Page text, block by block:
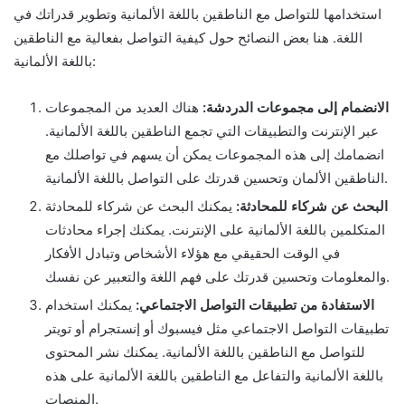
استخدامها للتواصل مع الناطقين باللغة الألمانية وتطوير قدراتك في
اللغة. هنا بعض النصائح حول كيفية التواصل بفعالية مع الناطقين
باللغة الألمانية:
الانضمام إلى مجموعات الدردشة: هناك العديد من المجموعات
عبر الإنترنت والتطبيقات التي تجمع الناطقين باللغة الألمانية.
انضمامك إلى هذه المجموعات يمكن أن يسهم في تواصلك مع
الناطقين الألمان وتحسين قدرتك على التواصل باللغة الألمانية.
البحث عن شركاء للمحادثة: يمكنك البحث عن شركاء للمحادثة
المتكلمين باللغة الألمانية على الإنترنت. يمكنك إجراء محادثات
في الوقت الحقيقي مع هؤلاء الأشخاص وتبادل الأفكار
والمعلومات وتحسين قدرتك على فهم اللغة والتعبير عن نفسك.
الاستفادة من تطبيقات التواصل الاجتماعي: يمكنك استخدام
تطبيقات التواصل الاجتماعي مثل فيسبوك أو إنستجرام أو تويتر
للتواصل مع الناطقين باللغة الألمانية. يمكنك نشر المحتوى
باللغة الألمانية والتفاعل مع الناطقين باللغة الألمانية على هذه
المنصات.